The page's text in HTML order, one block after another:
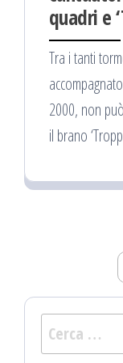
quadri e
Tra i tanti
2000, non
il brano
articoli
Ricerca
per: